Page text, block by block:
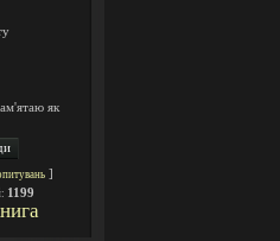
як
]
1199